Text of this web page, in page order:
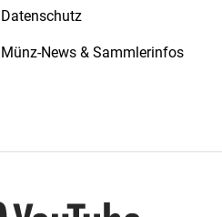
Datenschutz
Münz-News & Sammlerinfos